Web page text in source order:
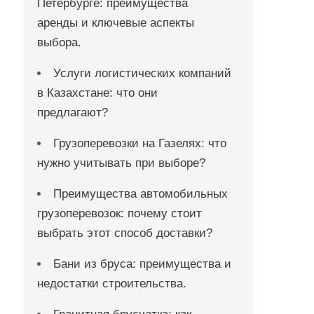
Петербурге: преимущества
аренды и ключевые аспекты
выбора.
Услуги логистических компаний
в Казахстане: что они
предлагают?
Грузоперевозки на Газелях: что
нужно учитывать при выборе?
Преимущества автомобильных
грузоперевозок: почему стоит
выбрать этот способ доставки?
Бани из бруса: преимущества и
недостатки строительства.